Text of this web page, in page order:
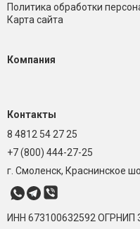
Политика обработки
Карта сайта
Компания
Контакты
8 4812 54 27 25
+7 (800) 444-27-25
г. Смоленск, Краснинское
ИНН 673100632592 ОГРНИП